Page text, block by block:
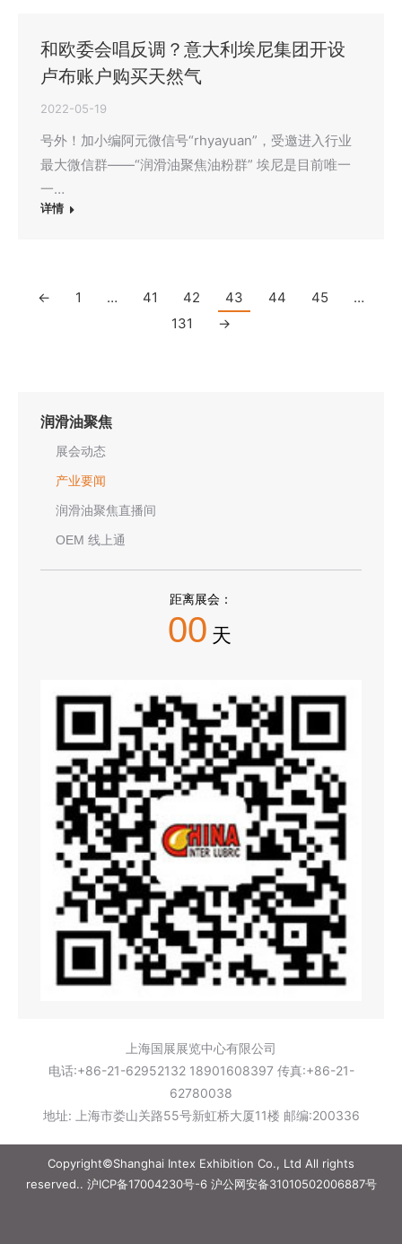
和欧委会唱反调？意大利埃尼集团开设
卢布账户购买天然气
2022-05-19
号外！加小编阿元微信号“rhyayuan”，受邀进入行业
最大微信群——“润滑油聚焦油粉群” ​埃尼是目前唯一
一…
详情
← 1 … 41 42 43 44 45
…
131
→
润滑油聚焦
展会动态
产业要闻
润滑油聚焦直播间
OEM 线上通
距离展会：
00 天
上海国展展览中心有限公司
电话:+86-21-62952132 18901608397 传真:+86-21-
62780038
地址: 上海市娄山关路55号新虹桥大厦11楼 邮编:200336
Copyright©Shanghai Intex Exhibition Co., Ltd All rights
reserved.. 沪ICP备17004230号-6沪公网安备31010502006887号